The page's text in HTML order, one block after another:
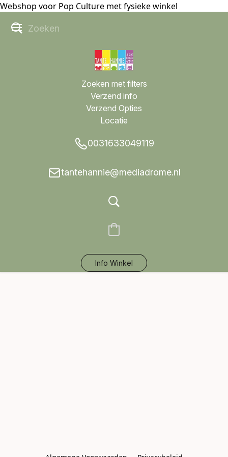
Webshop voor Pop Culture met fysieke winkel
Zoeken met filters
Verzend info
Verzend Opties
Locatie
0031633049119
tantehannie@mediadrome.nl
Info Winkel